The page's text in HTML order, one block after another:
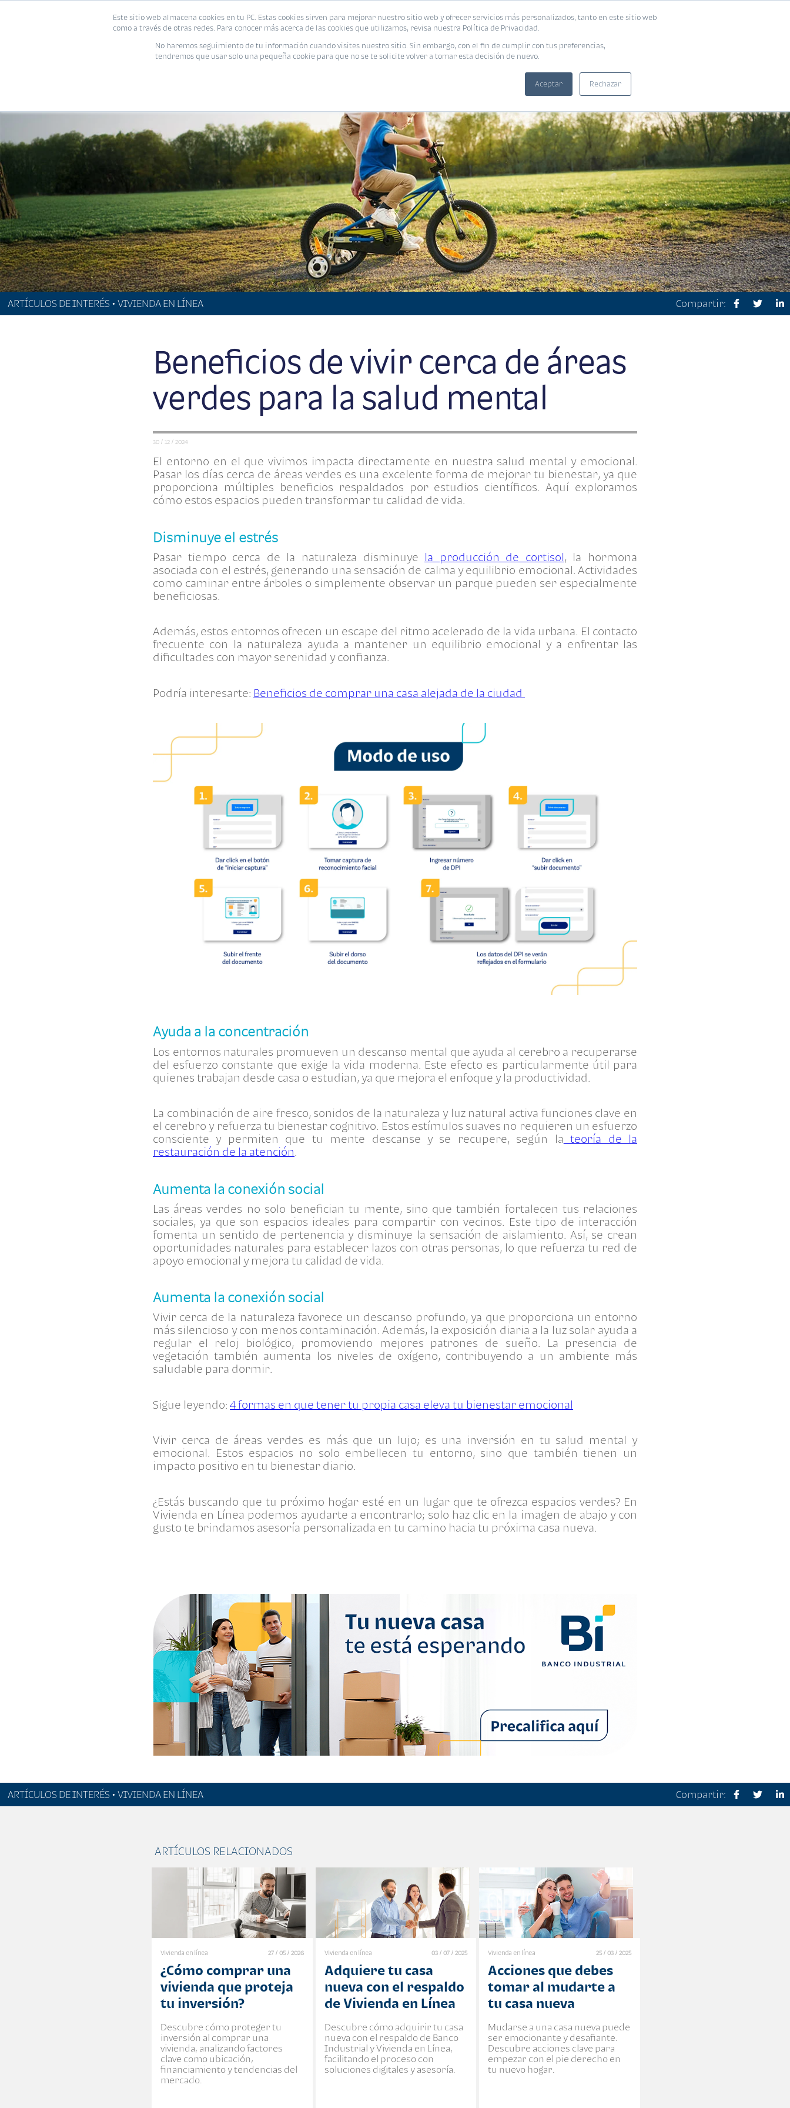
Este sitio web almacena cookies en tu PC. Estas cookies sirven para mejorar nuestro sitio web y ofrecer servicios más personalizados, tanto en este sitio web
como a través de otras redes. Para conocer más acerca de las cookies que utilizamos, revisa nuestra Política de Privacidad.
No haremos seguimiento de tu información cuando visites nuestro sitio. Sin embargo, con el fin de cumplir con tus preferencias,
tendremos que usar solo una pequeña cookie para que no se te solicite volver a tomar esta decisión de nuevo.
Aceptar Rechazar
PROMOCIONES CALCULADORAS EBOOKS
ARTÍCULOS DE INTERÉS • VIVIENDA EN LÍNEA Compartir:
Beneficios de vivir cerca de áreas
verdes para la salud mental
30 / 12 / 2024
El entorno en el que vivimos impacta directamente en nuestra salud mental y emocional.
Pasar los días cerca de áreas verdes es una excelente forma de mejorar tu bienestar, ya que
proporciona múltiples beneficios respaldados por estudios científicos. Aquí exploramos
cómo estos espacios pueden transformar tu calidad de vida.
Disminuye el estrés
Pasar tiempo cerca de la naturaleza disminuye la producción de cortisol, la hormona
asociada con el estrés, generando una sensación de calma y equilibrio emocional. Actividades
como caminar entre árboles o simplemente observar un parque pueden ser especialmente
beneficiosas.
Además, estos entornos ofrecen un escape del ritmo acelerado de la vida urbana. El contacto
frecuente con la naturaleza ayuda a mantener un equilibrio emocional y a enfrentar las
dificultades con mayor serenidad y confianza.
Podría interesarte: Beneficios de comprar una casa alejada de la ciudad
Ayuda a la concentración
Los entornos naturales promueven un descanso mental que ayuda al cerebro a recuperarse
del esfuerzo constante que exige la vida moderna. Este efecto es particularmente útil para
quienes trabajan desde casa o estudian, ya que mejora el enfoque y la productividad.
La combinación de aire fresco, sonidos de la naturaleza y luz natural activa funciones clave en
el cerebro y refuerza tu bienestar cognitivo. Estos estímulos suaves no requieren un esfuerzo
consciente y permiten que tu mente descanse y se recupere, según la teoría de la
restauración de la atención.
Aumenta la conexión social
Las áreas verdes no solo benefician tu mente, sino que también fortalecen tus relaciones
sociales, ya que son espacios ideales para compartir con vecinos. Este tipo de interacción
fomenta un sentido de pertenencia y disminuye la sensación de aislamiento. Así, se crean
oportunidades naturales para establecer lazos con otras personas, lo que refuerza tu red de
apoyo emocional y mejora tu calidad de vida.
Aumenta la conexión social
Vivir cerca de la naturaleza favorece un descanso profundo, ya que proporciona un entorno
más silencioso y con menos contaminación. Además, la exposición diaria a la luz solar ayuda a
regular el reloj biológico, promoviendo mejores patrones de sueño. La presencia de
vegetación también aumenta los niveles de oxígeno, contribuyendo a un ambiente más
saludable para dormir.
Sigue leyendo: 4 formas en que tener tu propia casa eleva tu bienestar emocional
Vivir cerca de áreas verdes es más que un lujo; es una inversión en tu salud mental y
emocional. Estos espacios no solo embellecen tu entorno, sino que también tienen un
impacto positivo en tu bienestar diario.
¿Estás buscando que tu próximo hogar esté en un lugar que te ofrezca espacios verdes? En
Vivienda en Línea podemos ayudarte a encontrarlo; solo haz clic en la imagen de abajo y con
gusto te brindamos asesoría personalizada en tu camino hacia tu próxima casa nueva.
ARTÍCULOS DE INTERÉS • VIVIENDA EN LÍNEA Compartir:
ARTÍCULOS RELACIONADOS
Vivienda en línea 27 / 05 / 2026
¿Cómo comprar una
vivienda que proteja
tu inversión?
Descubre cómo proteger tu
inversión al comprar una
vivienda, analizando factores
clave como ubicación,
financiamiento y tendencias del
mercado.
Vivienda en línea 03 / 07 / 2025
Adquiere tu casa
nueva con el respaldo
de Vivienda en Línea
Descubre cómo adquirir tu casa
nueva con el respaldo de Banco
Industrial y Vivienda en Línea,
facilitando el proceso con
soluciones digitales y asesoría.
Vivienda en línea 25 / 03 / 2025
Acciones que debes
tomar al mudarte a
tu casa nueva
Mudarse a una casa nueva puede
ser emocionante y desafiante.
Descubre acciones clave para
empezar con el pie derecho en
tu nuevo hogar.